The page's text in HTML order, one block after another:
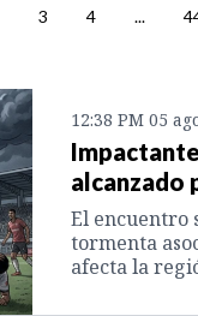
3 4 ...
12:38 PM 05
alcanzado
El encuentro
tormenta
afecta la